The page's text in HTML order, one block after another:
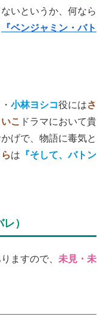
いというか、何なら
『ベンジャミン・バト
小林ヨシコ役にはさ
こ ドラマにおいて貴
げで、物語に毒気と
は 『そして、バトン
）
ますので、 未見・未